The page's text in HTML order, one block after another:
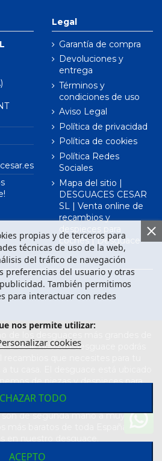
Legal
Garantía de compra
Devoluciones y
entrega
Términos y
condiciones de uso
Aviso Legal
Política de privacidad
Política de cookies
Política Redes
Sociales
Mapa del sitio |
DESGUACES CESAR
SL | Venta online de
recambios y
despieces para
coches | Desguace
propias y de terceros para
técnicas de uso de la web,
del tráfico de navegación
preferencias del usuario y otras
También permitimos
para interactuar con redes
nos permite utilizar:
cookies
TODO
ACEPTO
Desde nuestro desguace podrás
de piezas y despieces para
Compra el recambio que
en nuestro desguace. Los
de segunda mano a muy buen
porSeintosoft